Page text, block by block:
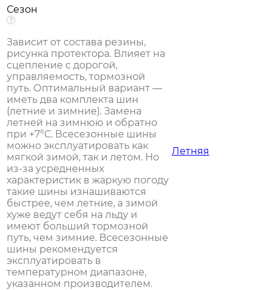
Сезон
Зависит от состава резины,
рисунка протектора. Влияет на
сцепление с дорогой,
управляемость, тормозной
путь. Оптимальный вариант —
иметь два комплекта шин
(летние и зимние). Замена
летней на зимнюю и обратно
при +7°С. Всесезонные шины
можно эксплуатировать как
мягкой зимой, так и летом. Но
из-за усредненных
характеристик в жаркую погоду
такие шины изнашиваются
быстрее, чем летние, а зимой
хуже ведут себя на льду и
имеют больший тормозной
путь, чем зимние. Всесезонные
шины рекомендуется
эксплуатировать в
температурном диапазоне,
указанном производителем.
Летняя